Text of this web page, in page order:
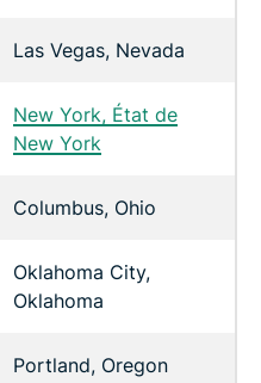
Las Vegas, Nevada
New York, État de
New York
Columbus, Ohio
Oklahoma City,
Oklahoma
Portland, Oregon